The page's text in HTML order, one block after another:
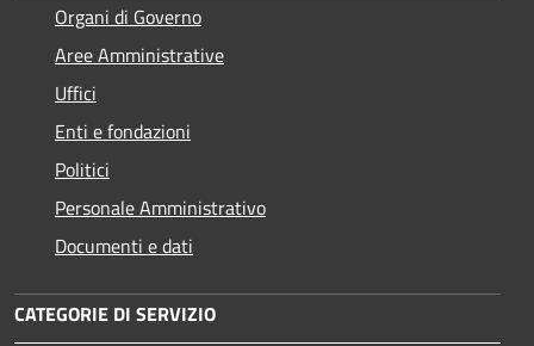
Organi di Governo
Aree Amministrative
Uffici
Enti e fondazioni
Politici
Personale Amministrativo
Documenti e dati
CATEGORIE DI SERVIZIO